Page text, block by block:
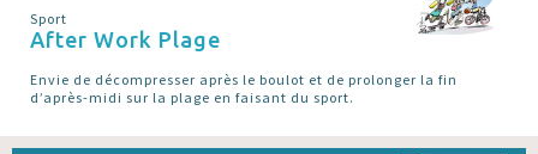
Sport
After Work Plage
Envie de décompresser après le boulot et de prolonger la fin
d’après-midi sur la plage en faisant du sport.